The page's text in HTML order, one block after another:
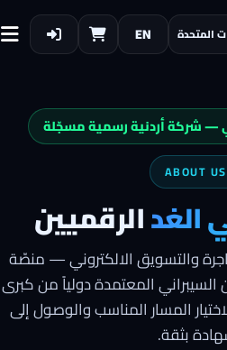
المتحدة EN
شركة أردنية رسمية مسجّلة
ABOUT US
الغدالرقميين
والتسويق الالكتروني— منصّة
المعتمدة دولياً من كبرى
المسار المناسب والوصول إلى
بثقة.